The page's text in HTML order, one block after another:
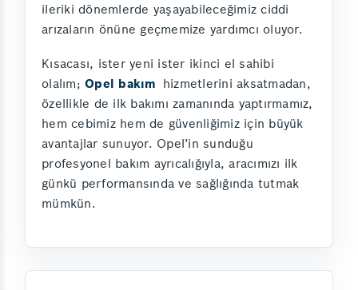
ileriki dönemlerde yaşayabileceğimiz ciddi
arızaların önüne geçmemize yardımcı oluyor.
Kısacası, ister yeni ister ikinci el sahibi
olalım; Opel bakım hizmetlerini aksatmadan,
özellikle de ilk bakımı zamanında yaptırmamız,
hem cebimiz hem de güvenliğimiz için büyük
avantajlar sunuyor. Opel’in sunduğu
profesyonel bakım ayrıcalığıyla, aracımızı ilk
günkü performansında ve sağlığında tutmak
mümkün.